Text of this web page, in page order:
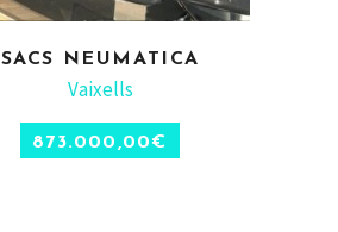
SACS NEUMATICA
Vaixells
873.000,00€